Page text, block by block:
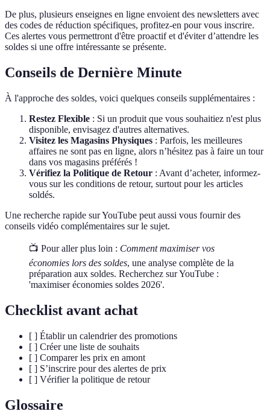
De plus, plusieurs enseignes en ligne envoient des newsletters avec
des codes de réduction spécifiques, profitez-en pour vous inscrire.
Ces alertes vous permettront d'être proactif et d'éviter d’attendre les
soldes si une offre intéressante se présente.
Conseils de Dernière Minute
À l'approche des soldes, voici quelques conseils supplémentaires :
Restez Flexible : Si un produit que vous souhaitiez n'est plus
disponible, envisagez d'autres alternatives.
Visitez les Magasins Physiques : Parfois, les meilleures
affaires ne sont pas en ligne, alors n’hésitez pas à faire un tour
dans vos magasins préférés !
Vérifiez la Politique de Retour : Avant d’acheter, informez-
vous sur les conditions de retour, surtout pour les articles
soldés.
Une recherche rapide sur YouTube peut aussi vous fournir des
conseils vidéo complémentaires sur le sujet.
📺 Pour aller plus loin : Comment maximiser vos
économies lors des soldes, une analyse complète de la
préparation aux soldes. Recherchez sur YouTube :
'maximiser économies soldes 2026'.
Checklist avant achat
[ ] Établir un calendrier des promotions
[ ] Créer une liste de souhaits
[ ] Comparer les prix en amont
[ ] S’inscrire pour des alertes de prix
[ ] Vérifier la politique de retour
Glossaire